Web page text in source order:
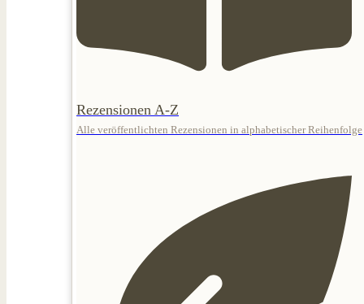
Rezensionen A-Z
Alle veröffentlichten Rezensionen in alphabetischer Reihenfolge